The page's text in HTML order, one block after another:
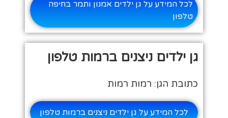
לכל המידע על גן ילדים אמנון ותמר בחיפה
טלפון
גן ילדים ניצנים ברמות טלפון
כתובת הגן: רמות רמות
לכל המידע על גן ילדים ניצנים ברמות טלפון